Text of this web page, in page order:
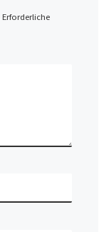
Erforderliche